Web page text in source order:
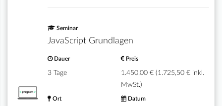
Seminar
JavaScript Grundlagen
Dauer
3 Tage
Preis
1.450,00 € (1.725,50 € inkl.
MwSt.)
Ort Datum